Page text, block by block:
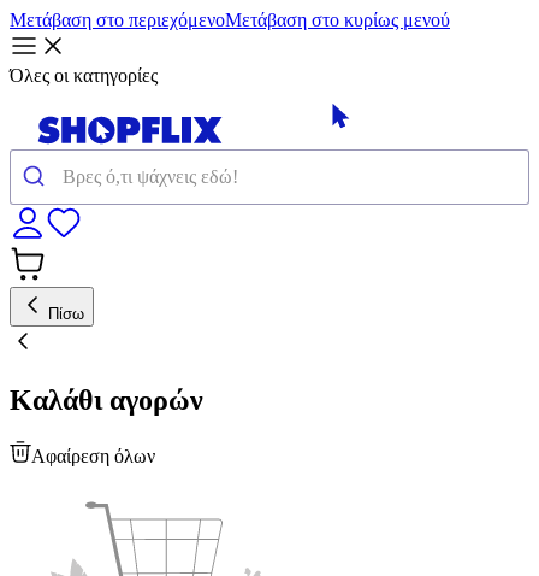
Μετάβαση στο περιεχόμενοΜετάβαση στο κυρίως μενού
Όλες οι κατηγορίες
Πίσω
Καλάθι αγορών
Αφαίρεση όλων